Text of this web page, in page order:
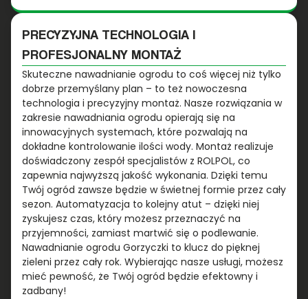
PRECYZYJNA TECHNOLOGIA I
PROFESJONALNY MONTAŻ
Skuteczne nawadnianie ogrodu to coś więcej niż tylko
dobrze przemyślany plan – to też nowoczesna
technologia i precyzyjny montaż. Nasze rozwiązania w
zakresie nawadniania ogrodu opierają się na
innowacyjnych systemach, które pozwalają na
dokładne kontrolowanie ilości wody. Montaż realizuje
doświadczony zespół specjalistów z ROLPOL, co
zapewnia najwyższą jakość wykonania. Dzięki temu
Twój ogród zawsze będzie w świetnej formie przez cały
sezon. Automatyzacja to kolejny atut – dzięki niej
zyskujesz czas, który możesz przeznaczyć na
przyjemności, zamiast martwić się o podlewanie.
Nawadnianie ogrodu Gorzyczki to klucz do pięknej
zieleni przez cały rok. Wybierając nasze usługi, możesz
mieć pewność, że Twój ogród będzie efektowny i
zadbany!